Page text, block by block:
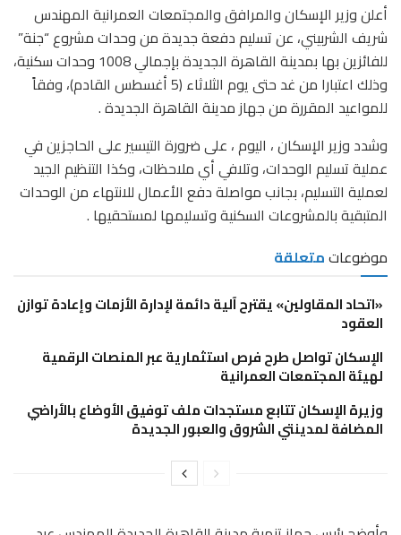
أعلن وزير الإسكان والمرافق والمجتمعات العمرانية المهندس
شريف الشربيني، عن تسليم دفعة جديدة من وحدات مشروع “جنة”
للفائزين بها بمدينة القاهرة الجديدة بإجمالي 1008 وحدات سكنية،
وذلك اعتبارا من غد حتى يوم الثلاثاء (5 أغسطس القادم)، وفقاً
للمواعيد المقررة من جهاز مدينة القاهرة الجديدة .
وشدد وزير الإسكان ، اليوم ، على ضرورة التيسير على الحاجزين في
عملية تسليم الوحدات، وتلافي أي ملاحظات، وكذا التنظيم الجيد
لعملية التسليم، بجانب مواصلة دفع الأعمال للانتهاء من الوحدات
المتبقية بالمشروعات السكنية وتسليمها لمستحقيها .
موضوعاتمتعلقة
«اتحاد المقاولين» يقترح آلية دائمة لإدارة الأزمات وإعادة توازن
العقود
الإسكان تواصل طرح فرص استثمارية عبر المنصات الرقمية
لهيئة المجتمعات العمرانية
وزيرة الإسكان تتابع مستجدات ملف توفيق الأوضاع بالأراضي
المضافة لمدينتي الشروق والعبور الجديدة